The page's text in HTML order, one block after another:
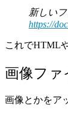
新しい
https://
これでHTML
画像ファ
画像とかをア